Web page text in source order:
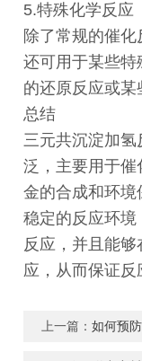
5.特殊化学反应
除了常规的催
还可用于某些特
的还原反应或
总结
三元共沉淀加
泛，主要用于
金的合成和环
稳定的反应环
反应，并且能
应，从而保证反
上一篇：如何预防